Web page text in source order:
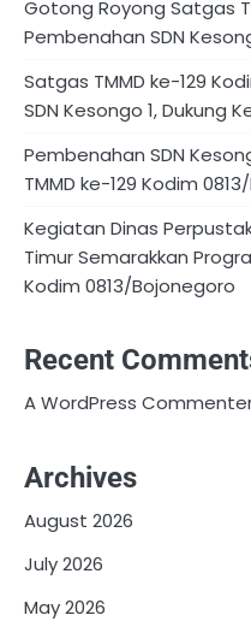
Gotong Royong Satgas
Pembenahan SDN
Satgas TMMD ke-129
SDN Kesongo 1, Dukung
Pembenahan SDN
TMMD ke-129 Kodim
Kegiatan Dinas
Timur Semarakkan
Kodim 0813/Bojonegoro
Recent
A WordPress
Archives
August 2026
July 2026
May 2026